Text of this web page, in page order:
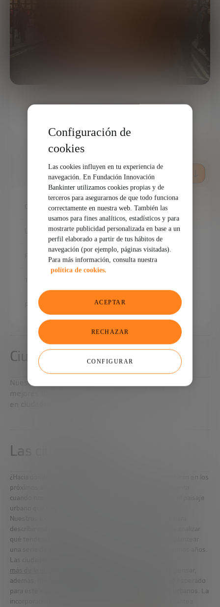
DESCARGA AQUÍ EL INFORME COMPLETO
Ciudades disruptivas
Las ciudades hoy
Pilares de las Smartcities
Retos de las ciudades disruptivas
Ciudades disruptivas
Nuestros expertos analizan los retos y proponen las
Las ciudades hoy
¿Hacia dónde van las ciudades? ¿A qué retos se enfrentarán en los
próximos años? ¿Qué elementos debemos tener en cuenta
cuando nos toque tomar las decisiones que moldearán el paisaje
urbano que viene?
Nuestros expertos han estudiado esta nueva realidad para
describir cuál es la situación actual de las ciudades, para analizar
qué tendencias y procesos las están transformando y plantear
una serie de retos a los que se enfrentarán en los próximos años.
Las ciudades
más de la mitad de la población del planeta.
además, que
esperado
para este siglo
. La
incorporación de más y más individuos a las ciudades plantea
Configuración de
cookies
Las cookies influyen en tu experiencia de
navegación. En Fundación Innovación
Bankinter utilizamos cookies propias y de
terceros para asegurarnos de que todo funciona
correctamente en nuestra web. También las
usamos para fines analíticos, estadísticos y para
mostrarte publicidad personalizada en base a un
perfil elaborado a partir de tus hábitos de
navegación (por ejemplo, páginas visitadas).
Para más información, consulta nuestra
política de cookies.
CONFIGURAR
RECHAZAR
ACEPTAR